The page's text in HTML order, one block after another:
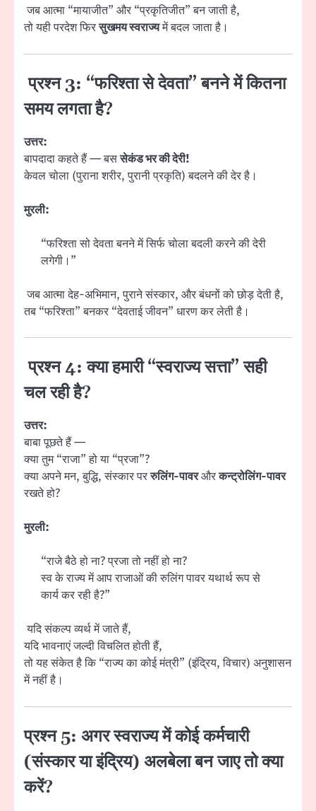
जब आत्मा “मायाजीत” और “प्रकृतिजीत” बन जाती है,
तो यही परदेश फिरसुखमय स्वराज्यमें बदल जाता है।
प्रश्न 3: “फरिश्ता से देवता” बनने में कितना
समय लगता है?
उत्तर:
बापदादा कहते हैं — बससेकंड भर की देरी!
केवल चोला (पुराना शरीर, पुरानी प्रकृति) बदलने की देर है।
मुरली:
“फरिश्ता सो देवता बनने में सिर्फ चोला बदली करने की देरी
लगेगी।”
जब आत्मा देह-अभिमान, पुराने संस्कार, और बंधनों को छोड़ देती है,
तब “फरिश्ता” बनकर “देवताई जीवन” धारण कर लेती है।
प्रश्न 4: क्या हमारी “स्वराज्य सत्ता” सही
चल रही है?
उत्तर:
बाबा पूछते हैं —
क्या तुम “राजा” हो या “प्रजा”?
क्या अपने मन, बुद्धि, संस्कार पररुलिंग-पावरऔरकन्ट्रोलिंग-पावर
रखते हो?
मुरली:
“राजे बैठे हो ना? प्रजा तो नहीं हो ना?
स्व के राज्य में आप राजाओं की रुलिंग पावर यथार्थ रूप से
कार्य कर रही है?”
यदि संकल्प व्यर्थ में जाते हैं,
यदि भावनाएं जल्दी विचलित होती हैं,
तो यह संकेत है कि “राज्य का कोई मंत्री” (इंद्रिय, विचार) अनुशासन
में नहीं है।
प्रश्न 5: अगर स्वराज्य में कोई कर्मचारी
(संस्कार या इंद्रिय) अलबेला बन जाए तो क्या
करें?